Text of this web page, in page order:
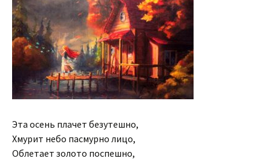
Эта осень плачет безутешно,
Хмурит небо пасмурно лицо,
Облетает золото поспешно,